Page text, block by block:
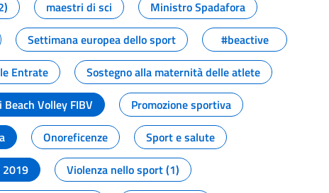
maestri di sci
Ministro Spadafora
Settimana europea dello sport
#beactive
Entrate
Sostegno alla maternità delle atlete
Beach Volley FIBV
Promozione sportiva
Onoreficenze
Sport e salute
2019
Violenza nello sport (1)